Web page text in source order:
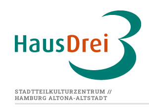
STADTTEILKULTURZENTRUM //
HAMBURG ALTONA-ALTSTADT